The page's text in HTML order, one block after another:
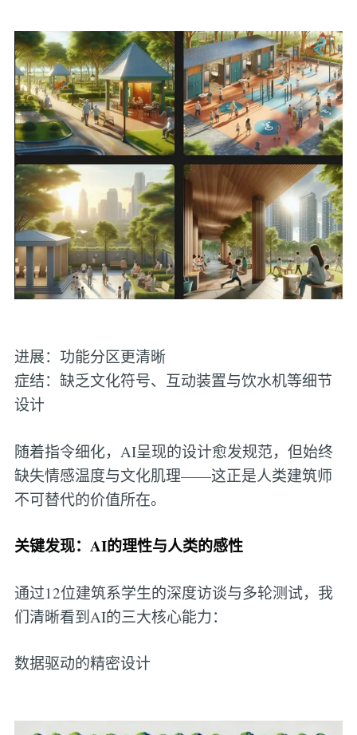
进展：功能分区更清晰
症结：缺乏文化符号、互动装置与饮水机等细节
设计
随着指令细化，AI呈现的设计愈发规范，但始终
缺失情感温度与文化肌理——这正是人类建筑师
不可替代的价值所在。
关键发现：AI的理性与人类的感性
通过12位建筑系学生的深度访谈与多轮测试，我
们清晰看到AI的三大核心能力：
数据驱动的精密设计